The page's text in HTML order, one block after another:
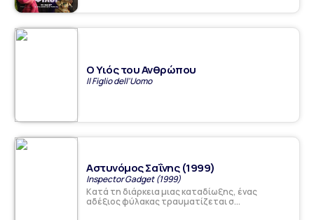
Ο Υιός του Ανθρώπου
Il Figlio dell'Uomo
Αστυνόμος Σαΐνης (1999)
Inspector Gadget (1999)
Κατά τη διάρκεια μιας καταδίωξης, ένας
αδέξιος φύλακας τραυματίζεται σ...